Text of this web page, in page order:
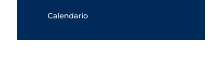
Calendario